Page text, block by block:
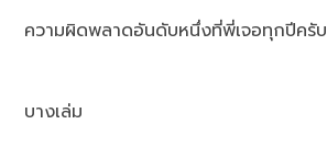
ความผิดพลาดอันดับหนึ่งที่พี่เจอทุกปีครับ
บางเล่ม